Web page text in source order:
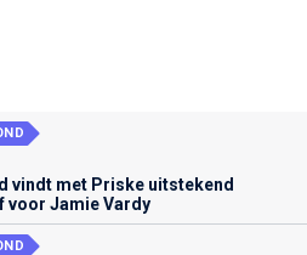
vindt met Priske uitstekend
voor Jamie Vardy